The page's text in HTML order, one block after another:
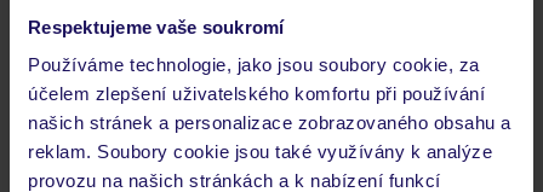
Respektujeme vaše soukromí
Používáme technologie, jako jsou soubory cookie, za
účelem zlepšení uživatelského komfortu při používání
našich stránek a personalizace zobrazovaného obsahu a
reklam. Soubory cookie jsou také využívány k analýze
provozu na našich stránkách a k nabízení funkcí
Často kladené otázky
Jaké doklady jsou potřebné při cestování?
Budeme ubytováni ihned po příjezdu do hotelu?
Kam jít po přistání a vyzvednutí zavazadel?